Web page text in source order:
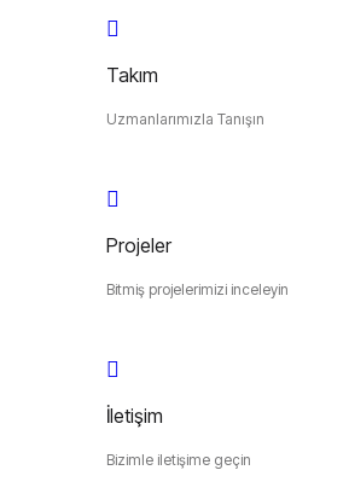
Takım
Uzmanlarımızla Tanışın
Projeler
Bitmiş projelerimizi inceleyin
İletişim
Bizimle iletişime geçin